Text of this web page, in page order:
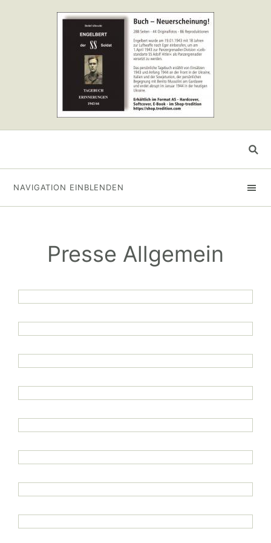
NAVIGATION EINBLENDEN
Presse Allgemein